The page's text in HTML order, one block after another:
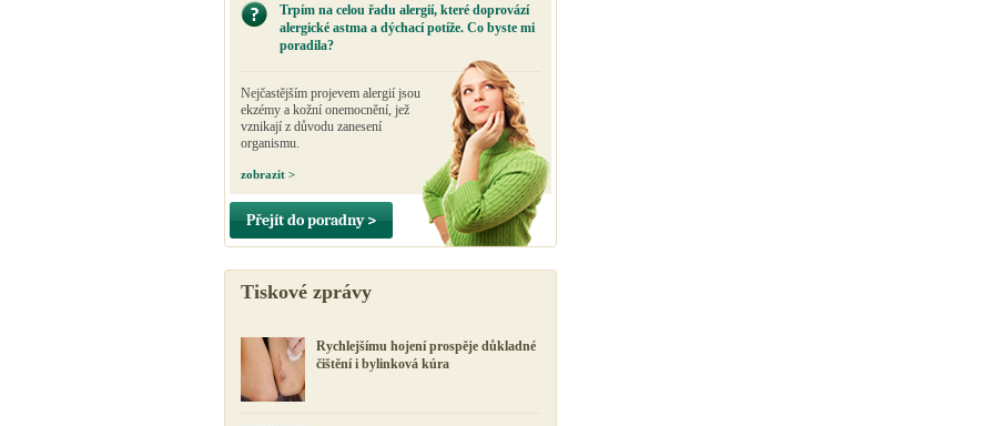
Trpím na celou řadu alergií, které doprovází
alergické astma a dýchací potíže. Co byste mi
poradila?
Nejčastějším projevem alergií jsou
ekzémy a kožní onemocnění, jež
vznikají z důvodu zanesení
organismu.
zobrazit >
Přejít do poradny >
Tiskové zprávy
Rychlejšímu hojení prospěje důkladné
čištění i bylinková kúra